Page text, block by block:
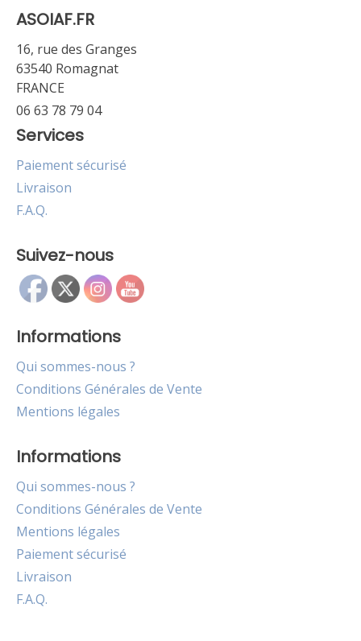
ASOIAF.FR
16, rue des Granges
63540 Romagnat
FRANCE
06 63 78 79 04
Services
Paiement sécurisé
Livraison
F.A.Q.
Suivez-nous
Informations
Qui sommes-nous ?
Conditions Générales de Vente
Mentions légales
Informations
Qui sommes-nous ?
Conditions Générales de Vente
Mentions légales
Paiement sécurisé
Livraison
F.A.Q.